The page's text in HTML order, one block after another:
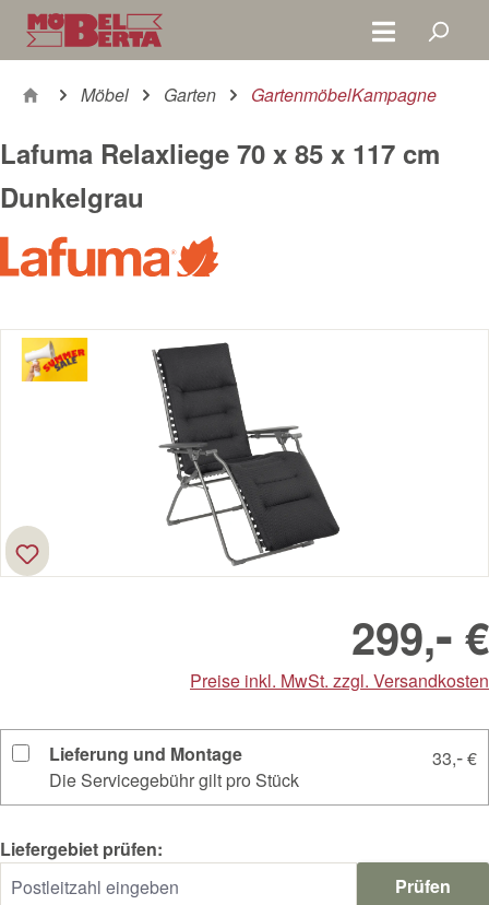
Zum Hauptinhalt springen
Möbel Garten GartenmöbelKampagne
Lafuma Relaxliege 70 x 85 x 117 cm
Dunkelgrau
Bildergalerie überspringen
299,- €
Preise inkl. MwSt. zzgl. Versandkosten
Lieferung und Montage
Die Servicegebühr gilt pro Stück
33,-€
Liefergebiet prüfen:
Prüfen